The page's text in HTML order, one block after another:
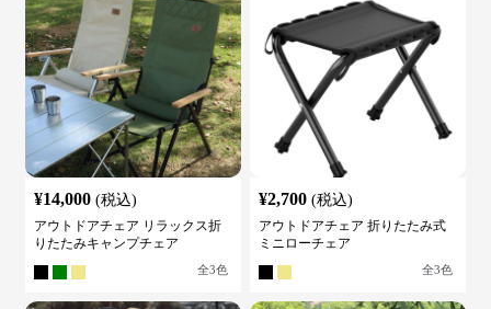
¥14,000 (税込)
アウトドアチェア リラックス折
りたたみキャンプチェア
全3色
¥2,700 (税込)
アウトドアチェア 折りたたみ式
ミニローチェア
全3色